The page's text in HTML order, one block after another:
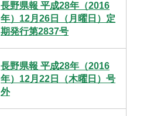
長野県報 平成28年（2016
年）12月26日（月曜日）定
期発行第2837号
長野県報 平成28年（2016
年）12月22日（木曜日）号
外